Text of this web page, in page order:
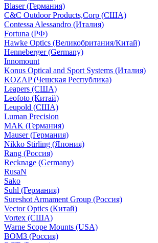
Blaser (Германия)
C&C Outdoor Products,Corp (США)
Contessa Alessandro (Италия)
Fortuna (РФ)
Hawke Optics (Великобритания/Китай)
Henneberger (Germany)
Innomount
Konus Optical and Sport Systems (Италия)
KOZAP (Чешская Республика)
Leapers (США)
Leofoto (Китай)
Leupold (США)
Luman Precision
MAK (Германия)
Mauser (Германия)
Nikko Stirling (Япония)
Rang (Россия)
Recknage (Germany)
RusaN
Sako
Suhl (Германия)
Sureshot Armament Group (Россия)
Vector Optics (Китай)
Vortex (США)
Warne Scope Mounts (USA)
ВОМЗ (Россия)